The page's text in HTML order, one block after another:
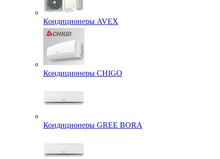
Кондиционеры AVEX
Кондиционеры CHIGO
Кондиционеры GREE BORA